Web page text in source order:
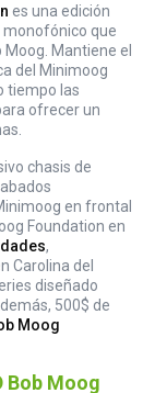
es una edición
monofónico que
Mantiene el
del Minimoog
tiempo las
ofrecer un
chasis de
en frontal
Foundation en
,
Carolina del
diseñado
500$ de
Moog
Bob Moog